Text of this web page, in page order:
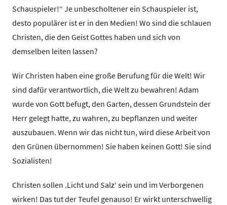
Schauspieler!“ Je unbescholtener ein Schauspieler ist,
desto populärer ist er in den Medien! Wo sind die schlauen
Christen, die den Geist Gottes haben und sich von
demselben leiten lassen?
Wir Christen haben eine große Berufung für die Welt! Wir
sind dafür verantwortlich, die Welt zu bewahren! Adam
wurde von Gott befugt, den Garten, dessen Grundstein der
Herr gelegt hatte, zu wahren, zu bepflanzen und weiter
auszubauen. Wenn wir das nicht tun, wird diese Arbeit von
den Grünen übernommen! Sie haben keinen Gott! Sie sind
Sozialisten!
Christen sollen ‚Licht und Salz‘ sein und im Verborgenen
wirken! Das tut der Teufel genauso! Er wirkt unterschwellig